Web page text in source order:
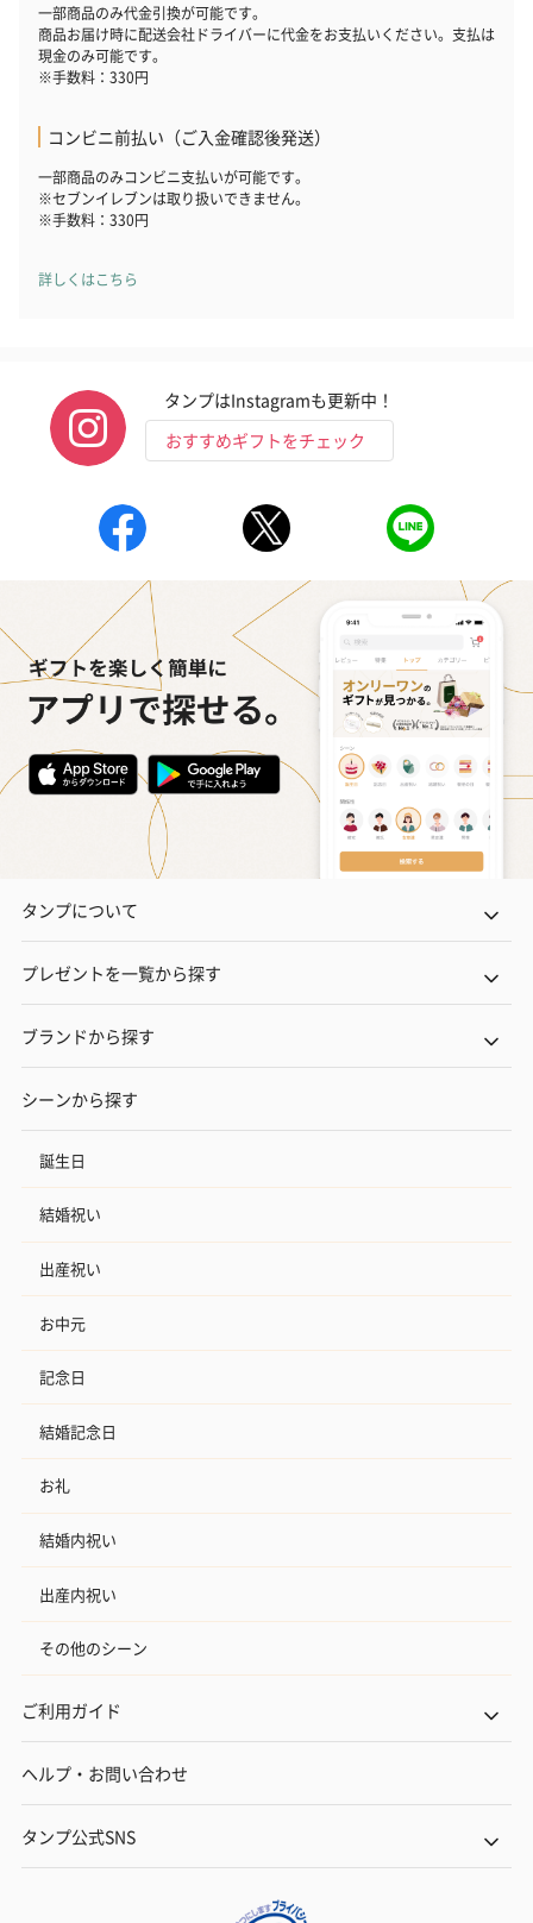
一部商品のみ代金引換が可能です。
商品お届け時に配送会社ドライバーに代金をお支払いください。支払は
現金のみ可能です。
※手数料：330円
コンビニ前払い（ご入金確認後発送）
一部商品のみコンビニ支払いが可能です。
※セブンイレブンは取り扱いできません。
※手数料：330円
詳しくはこちら
タンプはInstagramも更新中！
おすすめギフトをチェック
タンプについて
プレゼントを一覧から探す
ブランドから探す
シーンから探す
誕生日
結婚祝い
出産祝い
お中元
記念日
結婚記念日
お礼
結婚内祝い
出産内祝い
その他のシーン
ご利用ガイド
ヘルプ・お問い合わせ
タンプ公式SNS